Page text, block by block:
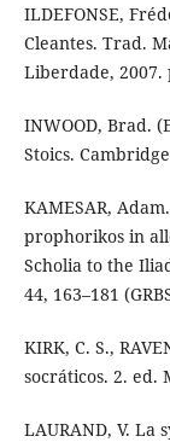
ILDEFONSE,
Cleantes. Trad.
Liberdade, 2007.
INWOOD, Brad.
Stoics.
KAMESAR,
prophorikos in
Scholia to the
44, 163–181
KIRK, C. S.,
socráticos. 2. ed.
LAURAND, V.